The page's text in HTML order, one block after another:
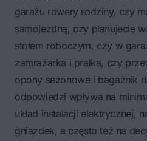
garażu rowery rodziny, czy
samojezdną, czy planujecie
stołem roboczym, czy w
zamrażarka i pralka, czy
opony sezonowe i bagażnik
odpowiedzi wpływa na
układ instalacji elektrycznej,
gniazdek, a często też na